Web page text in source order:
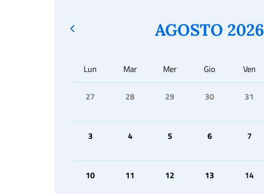
AGOSTO 2026
Lun Mar Mer Gio Ven
27 28 29 30 31
3 4 5 6 7
10 11 12 13 14